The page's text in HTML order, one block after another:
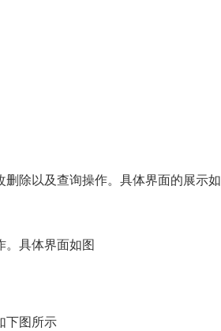
除以及查询操作。具体界面的展示
。具体界面如图
下图所示